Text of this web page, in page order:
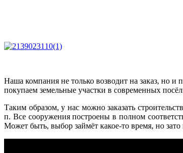
Наша компания не только возводит на заказ, но
покупаем земельные участки в современных
Таким образом, у нас можно заказать
п. Все сооружения построены в полном
Может быть, выбор займёт какое-то время, но